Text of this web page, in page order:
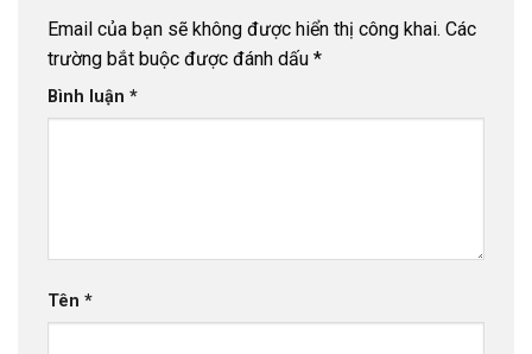
Email của bạn sẽ không được hiển thị công khai. Các
trường bắt buộc được đánh dấu *
Bình luận *
Tên *